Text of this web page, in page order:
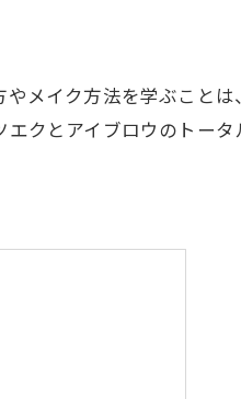
メイク方法を学ぶことは
クとアイブロウのトー